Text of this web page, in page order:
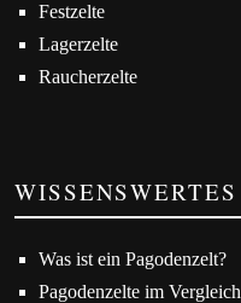
Festzelte
Lagerzelte
Raucherzelte
WISSENSWERTES
Was ist ein Pagodenzelt?
Pagodenzelte im Vergleich